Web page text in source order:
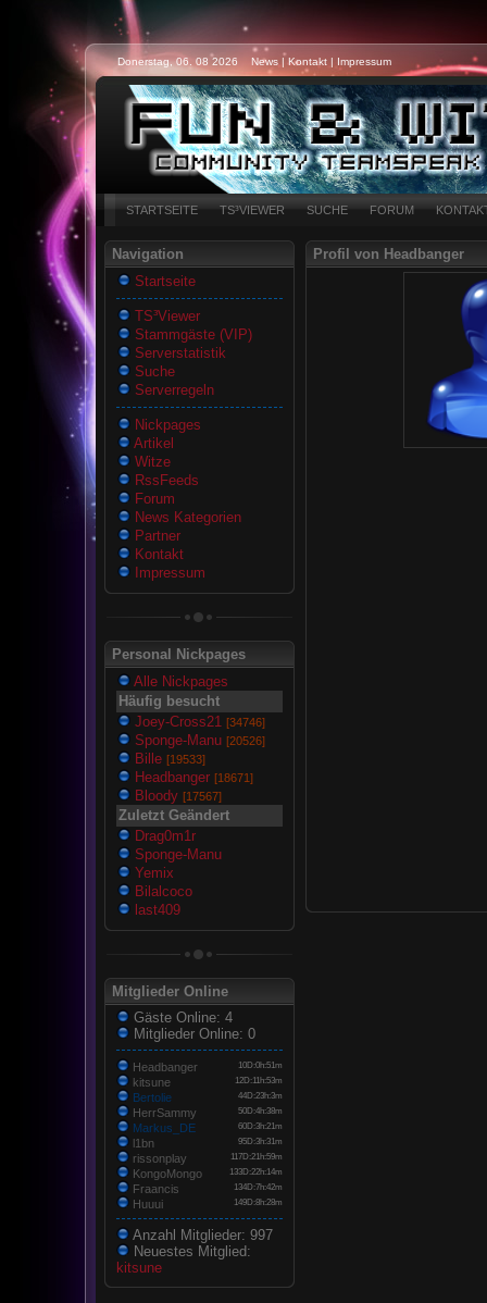
Donerstag, 06. 08 2026 News |Kontakt | Impressum
STARTSEITE TS³VIEWER SUCHE FORUM
Navigation
Startseite
TS³Viewer
Stammgäste (VIP)
Serverstatistik
Suche
Serverregeln
Nickpages
Artikel
Witze
RssFeeds
Forum
News Kategorien
Partner
Kontakt
Impressum
Personal Nickpages
Alle Nickpages
Häufig besucht
Joey-Cross21 [34746]
Sponge-Manu [20526]
Bille [19533]
Headbanger [18671]
Bloody [17567]
Zuletzt Geändert
Drag0m1r
Sponge-Manu
Yemix
Bilalcoco
last409
Mitglieder Online
Gäste Online: 4
Mitglieder Online: 0
Headbanger 10D:0h:51m
kitsune 12D:11h:53m
Bertolie 44D:23h:3m
HerrSammy 50D:4h:38m
Markus_DE 60D:3h:21m
l1bn 95D:3h:31m
rissonplay 117D:21h:59m
KongoMongo 133D:22h:14m
Fraancis 134D:7h:42m
Huuui 149D:8h:28m
Anzahl Mitglieder: 997
Neuestes Mitglied:
kitsune
Profil von Headbanger